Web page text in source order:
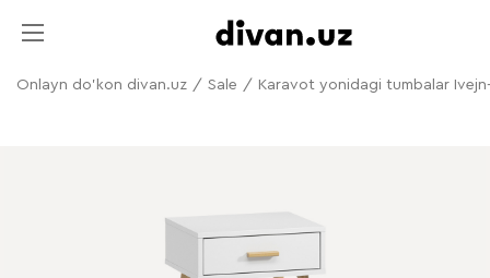
Onlayn do'kon divan.uz / Sale / Karavot yonidagi tumbalar